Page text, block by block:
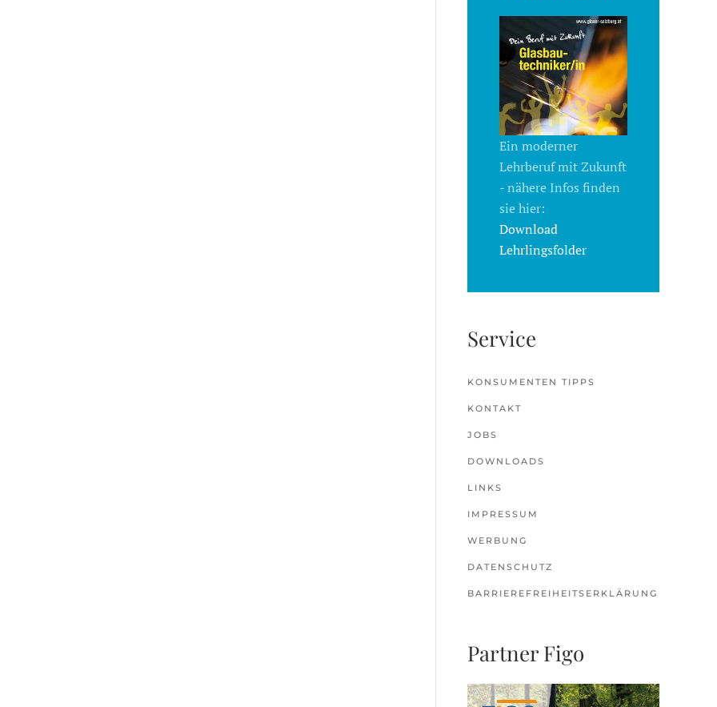
Ein moderner
Lehrberuf mit Zukunft
- nähere Infos finden
sie hier:
Download
Lehrlingsfolder
Service
KONSUMENTEN TIPPS
KONTAKT
JOBS
DOWNLOADS
LINKS
IMPRESSUM
WERBUNG
DATENSCHUTZ
BARRIEREFREIHEITSERKLÄRUNG
Partner Figo